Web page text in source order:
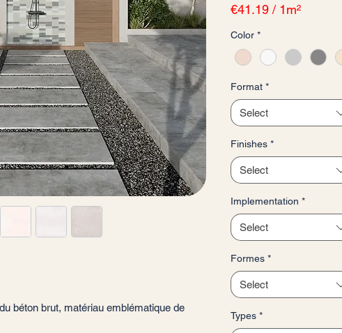
béton brut, matériau emblématique de
€41.19 / 1m²
per
1
meter
Color *
Format *
Select
Finishes *
Select
Implementation *
Select
Formes *
Select
Types *